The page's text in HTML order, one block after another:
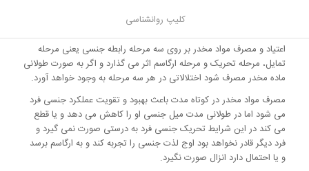
کلیپ روانشناسی
اعتیاد به مواد مخدر و اختلالات جنسی
اعتیاد و مصرف مواد مخدر بر روی سه مرحله رابطه جنسی یعنی مرحله
تمایل، مرحله تحریک و مرحله ارگاسم اثر می گذارد و اگر به صورت طولانی
ماده مخدر مصرف شود اختلالاتی در هر سه مرحله به وجود خواهد آورد.
مصرف مواد مخدر در کوتاه مدت باعث بهبود و تقویت عملکرد جنسی فرد
می شود اما در طولانی مدت میل جنسی او را کاهش می دهد و یا قطع
می کند در این شرایط تحریک جنسی فرد به درستی صورت نمی گیرد و
فرد دیگر قادر نخواهد بود اوج لذت جنسی را تجربه کند و به ارگاسم برسد
و یا احتمال دارد انزال صورت نگیرد.